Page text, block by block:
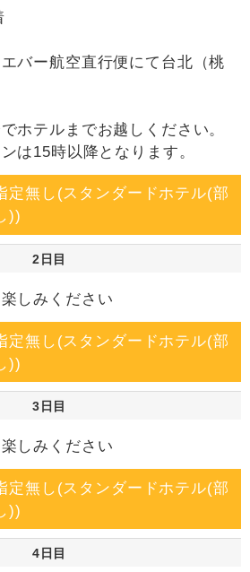
バー航空直行便にて台北（桃
ホテルまでお越しください。
は15時以降となります。
定無し(スタンダードホテル(部
))
2日目
しみください
定無し(スタンダードホテル(部
))
3日目
しみください
定無し(スタンダードホテル(部
))
4日目